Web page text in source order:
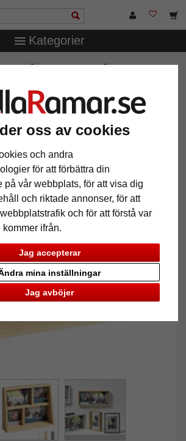
oss av cookies
och andra
för att förbättra din
på vår webbplats, för att visa dig
och riktade annonser, för att
och för att förstå var
ifrån.
Jag accepterar
Jag avböjer
mina inställningar
Kategorier
Walther Design
Galleriram
Rustic för 4 bilder